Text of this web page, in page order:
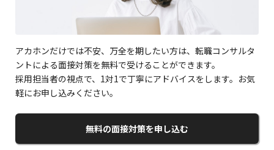
アカホンだけでは不安、万全を期したい方は、転職コンサルタ
ントによる面接対策を無料で受けることができます。
採用担当者の視点で、1対1で丁寧にアドバイスをします。お気
軽にお申し込みください。
無料の面接対策を申し込む